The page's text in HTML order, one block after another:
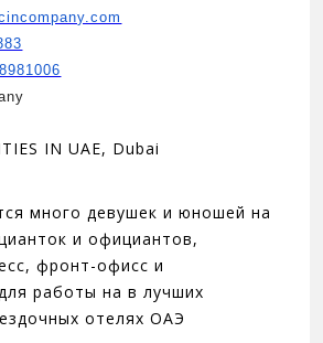
IN UAE, Dubai
много девушек и юношей нa
и официантов,
фронт-офисс и
работы на в лучших
отелях OAЭ